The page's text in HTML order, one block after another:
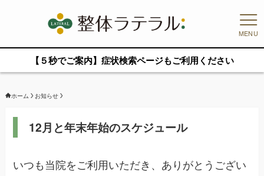
MENU
【５秒でご案内】症状検索ページもご利用ください
ホーム お知らせ
12月と年末年始のスケジュール
いつも当院をご利用いただき、ありがとうござい